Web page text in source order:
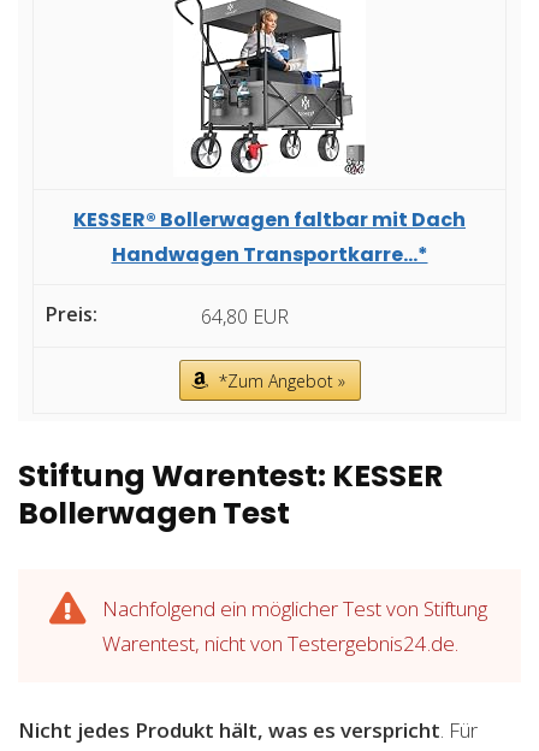
KESSER® Bollerwagen faltbar mit Dach
Handwagen Transportkarre...*
64,80 EUR
*Zum Angebot »
Stiftung Warentest: KESSER
Bollerwagen Test
Nachfolgend ein möglicher Test von Stiftung
Warentest, nicht von Testergebnis24.de.
Nicht jedes Produkt hält, was es verspricht . Für